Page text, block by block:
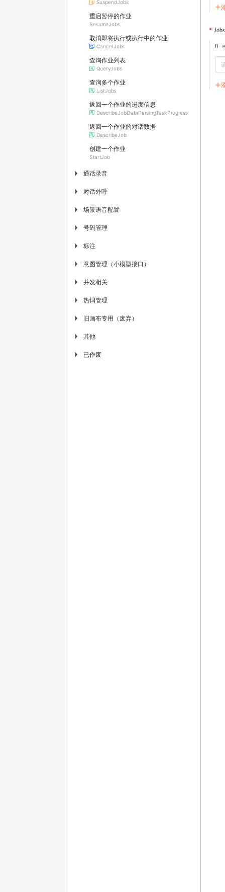
SuspendJobs
重启暂停的作业
ResumeJobs
取消即将执行或执行中的作业
CancelJobs
查询作业列表
QueryJobs
查询多个作业
ListJobs
返回一个作业的进度信息
DescribeJobDataParsingTaskProgress
返回一个作业的对话数据
DescribeJob
创建一个作业
StartJob
▶ 通话录音
▶ 对话外呼
▶ 场景语音配置
▶ 号码管理
▶ 标注
▶ 意图管理（小模型接口）
▶ 并发相关
▶ 热词管理
▶ 旧画布专用（废弃）
▶ 其他
▶ 已作废
0